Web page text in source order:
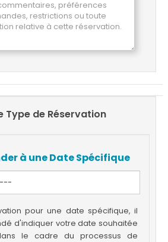
Type de Réservation
à une Date Spécifique
pour une date spécifique, il
d'indiquer votre date souhaitée
le cadre du processus de